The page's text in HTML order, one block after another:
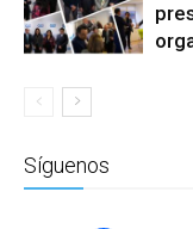
Síguenos